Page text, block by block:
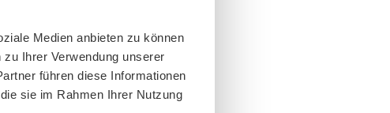
Medien anbieten zu können
Ihrer Verwendung unserer
führen diese Informationen
sie im Rahmen Ihrer Nutzung